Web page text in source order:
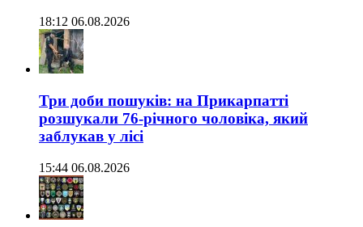
18:12 06.08.2026
Три доби пошуків: на Прикарпатті
розшукали 76-річного чоловіка, який
заблукав у лісі
15:44 06.08.2026